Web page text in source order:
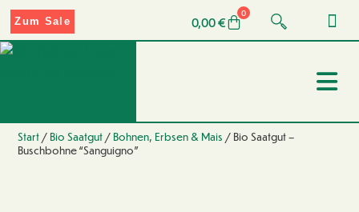
0,00€
0
Zum Sale
Start / Bio Saatgut / Bohnen, Erbsen & Mais / Bio Saatgut –
Buschbohne “Sanguigno”